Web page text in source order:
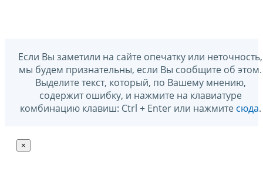
Если Вы заметили на сайте опечатку или неточность,
мы будем признательны, если Вы сообщите об этом.
Выделите текст, который, по Вашему мнению,
содержит ошибку, и нажмите на клавиатуре
комбинацию клавиш: Ctrl + Enter или нажмите сюда.
×